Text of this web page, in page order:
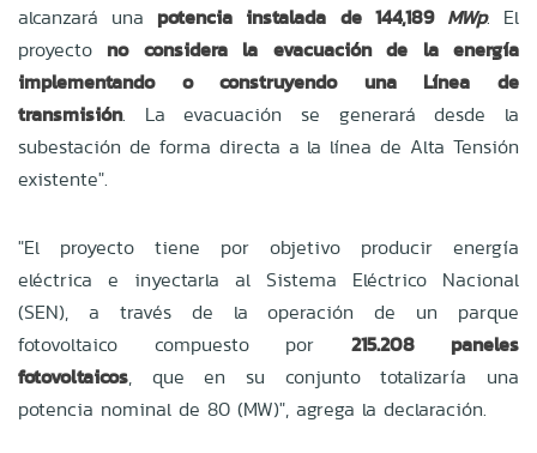
alcanzará una potencia instalada de 144,189 MWp. El
proyecto no considera la evacuación de la energía
implementando o construyendo una Línea de
transmisión. La evacuación se generará desde la
subestación de forma directa a la línea de Alta Tensión
existente".
"El proyecto tiene por objetivo producir energía
eléctrica e inyectarla al Sistema Eléctrico Nacional
(SEN), a través de la operación de un parque
fotovoltaico compuesto por 215.208 paneles
fotovoltaicos, que en su conjunto totalizaría una
potencia nominal de 80 (MW)", agrega la declaración.